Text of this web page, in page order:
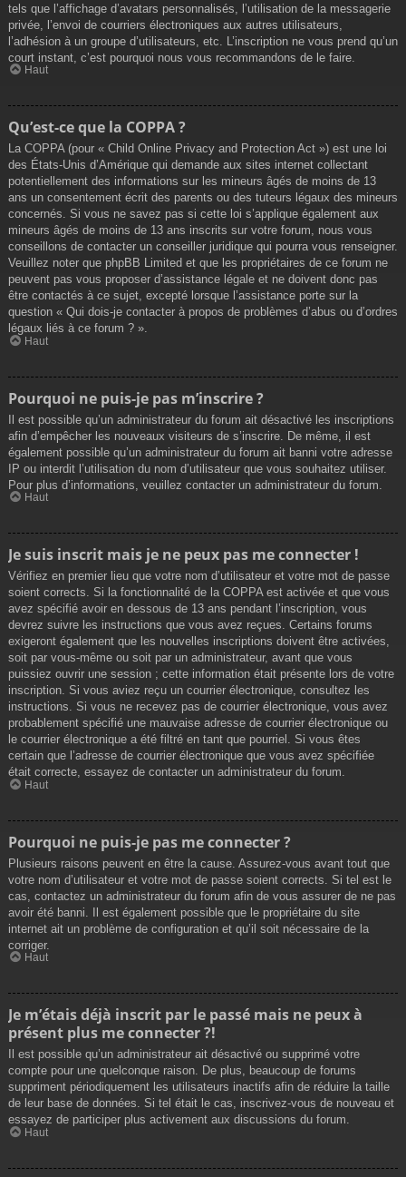
tels que l’affichage d’avatars personnalisés, l’utilisation de la messagerie
privée, l’envoi de courriers électroniques aux autres utilisateurs,
l’adhésion à un groupe d’utilisateurs, etc. L’inscription ne vous prend qu’un
court instant, c’est pourquoi nous vous recommandons de le faire.
Haut
Qu’est-ce que la COPPA ?
La COPPA (pour « Child Online Privacy and Protection Act ») est une loi
des États-Unis d’Amérique qui demande aux sites internet collectant
potentiellement des informations sur les mineurs âgés de moins de 13
ans un consentement écrit des parents ou des tuteurs légaux des mineurs
concernés. Si vous ne savez pas si cette loi s’applique également aux
mineurs âgés de moins de 13 ans inscrits sur votre forum, nous vous
conseillons de contacter un conseiller juridique qui pourra vous renseigner.
Veuillez noter que phpBB Limited et que les propriétaires de ce forum ne
peuvent pas vous proposer d’assistance légale et ne doivent donc pas
être contactés à ce sujet, excepté lorsque l’assistance porte sur la
question « Qui dois-je contacter à propos de problèmes d’abus ou d’ordres
légaux liés à ce forum ? ».
Haut
Pourquoi ne puis-je pas m’inscrire ?
Il est possible qu’un administrateur du forum ait désactivé les inscriptions
afin d’empêcher les nouveaux visiteurs de s’inscrire. De même, il est
également possible qu’un administrateur du forum ait banni votre adresse
IP ou interdit l’utilisation du nom d’utilisateur que vous souhaitez utiliser.
Pour plus d’informations, veuillez contacter un administrateur du forum.
Haut
Je suis inscrit mais je ne peux pas me connecter !
Vérifiez en premier lieu que votre nom d’utilisateur et votre mot de passe
soient corrects. Si la fonctionnalité de la COPPA est activée et que vous
avez spécifié avoir en dessous de 13 ans pendant l’inscription, vous
devrez suivre les instructions que vous avez reçues. Certains forums
exigeront également que les nouvelles inscriptions doivent être activées,
soit par vous-même ou soit par un administrateur, avant que vous
puissiez ouvrir une session ; cette information était présente lors de votre
inscription. Si vous aviez reçu un courrier électronique, consultez les
instructions. Si vous ne recevez pas de courrier électronique, vous avez
probablement spécifié une mauvaise adresse de courrier électronique ou
le courrier électronique a été filtré en tant que pourriel. Si vous êtes
certain que l’adresse de courrier électronique que vous avez spécifiée
était correcte, essayez de contacter un administrateur du forum.
Haut
Pourquoi ne puis-je pas me connecter ?
Plusieurs raisons peuvent en être la cause. Assurez-vous avant tout que
votre nom d’utilisateur et votre mot de passe soient corrects. Si tel est le
cas, contactez un administrateur du forum afin de vous assurer de ne pas
avoir été banni. Il est également possible que le propriétaire du site
internet ait un problème de configuration et qu’il soit nécessaire de la
corriger.
Haut
Je m’étais déjà inscrit par le passé mais ne peux à
présent plus me connecter ?!
Il est possible qu’un administrateur ait désactivé ou supprimé votre
compte pour une quelconque raison. De plus, beaucoup de forums
suppriment périodiquement les utilisateurs inactifs afin de réduire la taille
de leur base de données. Si tel était le cas, inscrivez-vous de nouveau et
essayez de participer plus activement aux discussions du forum.
Haut